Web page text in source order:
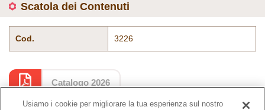
Scatola dei Contenuti
Cod. 3226
Catalogo 2026
Usiamo i cookie per migliorare la tua esperienza sul nostro